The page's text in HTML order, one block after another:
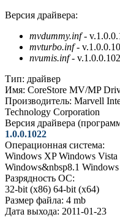
Версия драйвера:
mvdummy.inf-
mvturbo.inf-
nvumis.inf-
Тип: драйвер
Имя: CoreStore MV/MP
Производитель: Marvell
Technology Corporation
Версия драйвера
1.0.0.1022
Операционная система:
Windows XP Windows Vista
Windows&nbsp8.1
Разрядность ОС:
32-bit (x86) 64-bit (x64)
Размер файла: 4 mb
Дата выхода: 2011-01-23